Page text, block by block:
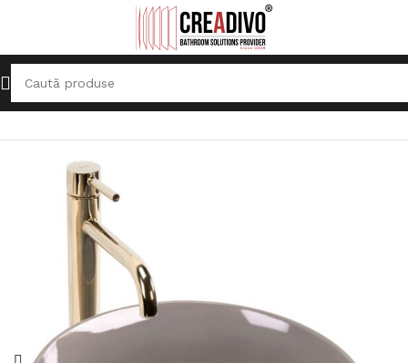
Prima pagină Lavoare Lavoar pe blat